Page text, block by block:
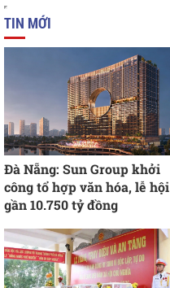
TIN MỚI
Đà Nẵng: Sun Group khởi
công tổ hợp văn hóa, lễ hội
gần 10.750 tỷ đồng